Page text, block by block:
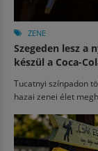
ZENE
Szegeden lesz a
készül a Coca-
Tucatnyi színpadon
hazai zenei élet